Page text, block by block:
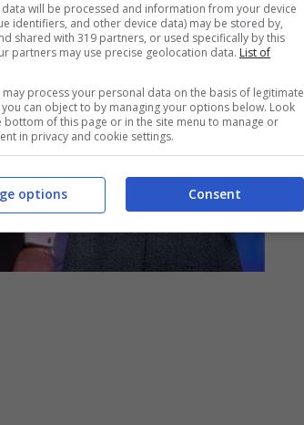
will be processed and information from your device
identifiers, and other device data) may be stored by,
shared with 319 partners, or used specifically by this
partners may use precise geolocation data. List of
may process your personal data on the basis of legitimate
you can object to by managing your options below. Look
bottom of this page or in the site menu to manage or
in privacy and cookie settings.
Consent
options